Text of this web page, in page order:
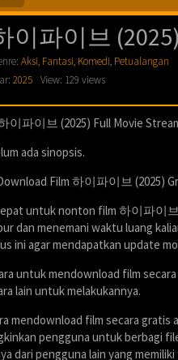
이파이브 (2025)
Aksi, Fantasi, Komedi, Petualangan
2025 View: 129 views
이파이브 (2025) Full Movie
ada sinopsis.
Film 하이파이브 (2025)
untuk nonton film 하이파이
dan menemani waktu luang
ini agar mendapatkan update
untuk mendownload film
lain untuk melakukannya.
mendownload film secara
pengguna untuk berbagi
dari pengguna lain yang memiliki